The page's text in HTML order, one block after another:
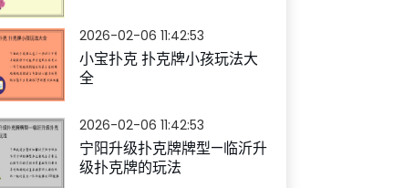
2026-02-06 11:42:53
小宝扑克 扑克牌小孩玩法大
全
2026-02-06 11:42:53
宁阳升级扑克牌牌型—临沂升
级扑克牌的玩法